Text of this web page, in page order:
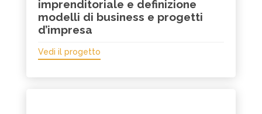
imprenditoriale e definizione
modelli di business e progetti
d’impresa
Vedi il progetto